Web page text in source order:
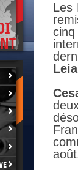
Les